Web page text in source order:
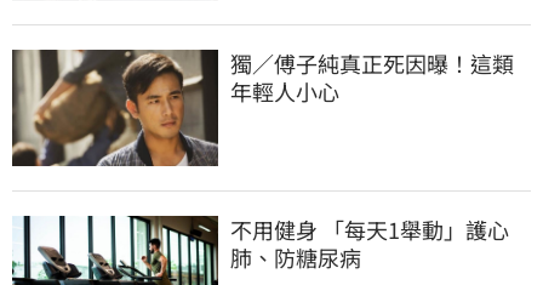
獨／傅子純真正死因曝！這類
年輕人小心
不用健身 「每天1舉動」護心
肺、防糖尿病